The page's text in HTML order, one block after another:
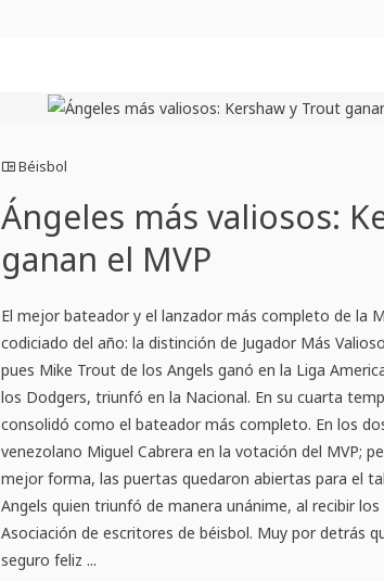
Béisbol
Ángeles más valiosos:
ganan el MVP
El mejor bateador y el lanzador más completo de la
codiciado del año: la distinción de Jugador Más
pues Mike Trout de los Angels ganó en la Liga
los Dodgers, triunfó en la Nacional. En su cuarta
consolidó como el bateador más completo. En los
venezolano Miguel Cabrera en la votación del MVP;
mejor forma, las puertas quedaron abiertas para el
Angels quien triunfó de manera unánime, al recibir
Asociación de escritores de béisbol. Muy por detrás
seguro feliz ...